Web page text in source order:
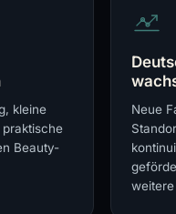
kleine
Beauty-
Neue
weitere